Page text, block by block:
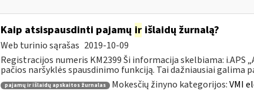
Kaip atsispausdinti pajamų irišlaidų žurnalą?
Web turinio sąrašas 2019-10-09
Registracijos numeris KM2399 Ši informacija skelbiama:
pačios naršyklės spausdinimo funkciją. Tai dažniausiai galima
pajamų ir išlaidų apskaitos žurnalas Mokesčių žinyno kategorijos:VMI